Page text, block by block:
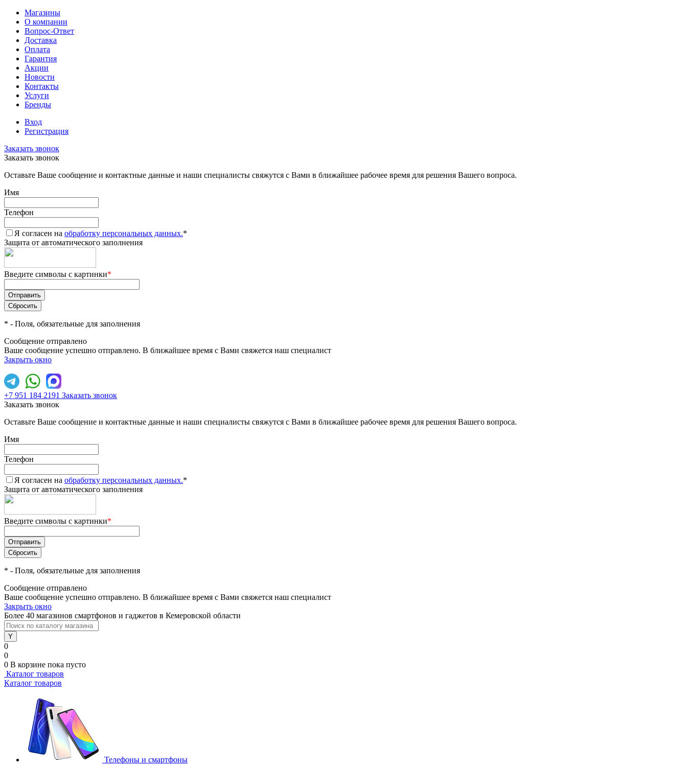
Магазины
О компании
Вопрос-Ответ
Доставка
Оплата
Гарантия
Акции
Новости
Контакты
Услуги
Бренды
Вход
Регистрация
Заказать звонок
Заказать звонок
Оставьте Ваше сообщение и контактные данные и наши специалисты свяжутся с Вами в ближайшее рабочее время для решения Вашего вопроса.
Имя
Телефон
Я согласен на обработку персональных данных.*
Защита от автоматического заполнения
Введите символы с картинки*
* - Поля, обязательные для заполнения
Сообщение отправлено
Ваше сообщение успешно отправлено. В ближайшее время с Вами свяжется наш специалист
Закрыть окно
+7 951 184 2191 Заказать звонок
Заказать звонок
Оставьте Ваше сообщение и контактные данные и наши специалисты свяжутся с Вами в ближайшее рабочее время для решения Вашего вопроса.
Имя
Телефон
Я согласен на обработку персональных данных.*
Защита от автоматического заполнения
Введите символы с картинки*
* - Поля, обязательные для заполнения
Сообщение отправлено
Ваше сообщение успешно отправлено. В ближайшее время с Вами свяжется наш специалист
Закрыть окно
Более 40 магазинов смартфонов и гаджетов в Кемеровской области
0
0
0 В корзине пока пусто
Каталог товаров
Каталог товаров
Телефоны и смартфоны